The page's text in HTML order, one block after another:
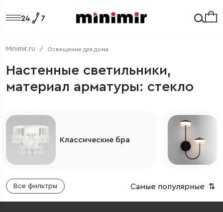
Minimir.ru Освещение для дома
Настенные светильники,
материал арматуры: стекло
светильники
Все фильтры Самые популярные ⇅